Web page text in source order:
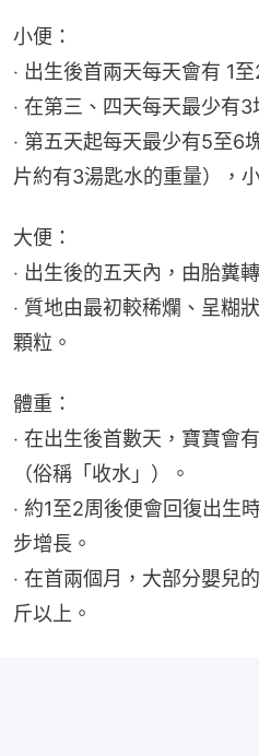
小便：
‧ 出生後首兩天每天會有 1
‧ 在第三、四天每天最少有3
‧ 第五天起每天最少有5至6
片約有3湯匙水的重量），
大便：
‧ 出生後的五天內，由胎糞
‧ 質地由最初較稀爛、呈糊
顆粒。
體重：
‧ 在出生後首數天，寶寶會
（俗稱「收水」）。
‧ 約1至2周後便會回復出生
步增長。
‧ 在首兩個月，大部分嬰兒
斤以上。